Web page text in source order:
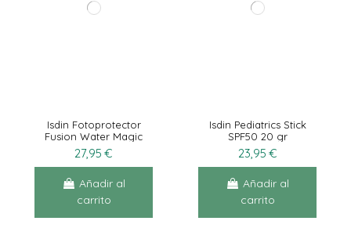
Isdin Fotoprotector
Fusion Water Magic
Glow SPF50, 50 ml
27,95 €
Añadir al
carrito
Isdin Pediatrics Stick
SPF50 20 gr
23,95 €
Añadir al
carrito